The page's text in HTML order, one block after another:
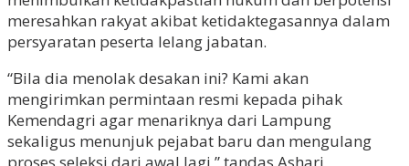
meresahkan rakyat akibat ketidaktegasannya dalam
persyaratan peserta lelang jabatan.
“Bila dia menolak desakan ini? Kami akan
mengirimkan permintaan resmi kepada pihak
Kemendagri agar menariknya dari Lampung
sekaligus menunjuk pejabat baru dan mengulang